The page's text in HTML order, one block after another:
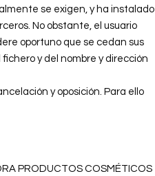
se exigen, y ha instalado
No obstante, el usuario
oportuno que se cedan sus
y del nombre y dirección
y oposición. Para ello
PRODUCTOS COSMÉTICOS